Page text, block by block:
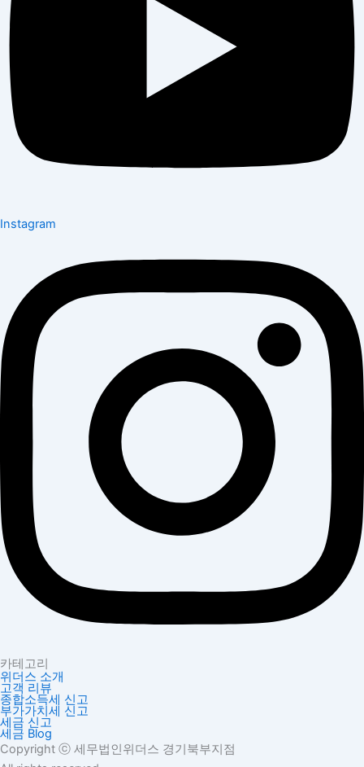
Instagram
카테고리
위더스 소개
고객 리뷰
종합소득세 신고
부가가치세 신고
세금 신고
세금 Blog
Copyright ⓒ 세무법인위더스 경기북부지점